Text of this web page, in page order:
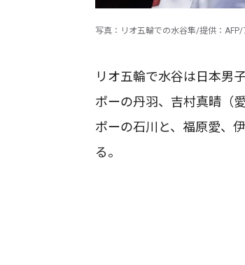
写真：リオ五輪での水谷隼/提供：AFP/
リオ五輪で水谷は日本男
ポーの丹羽、吉村真晴（
ポーの石川と、福原愛、
る。